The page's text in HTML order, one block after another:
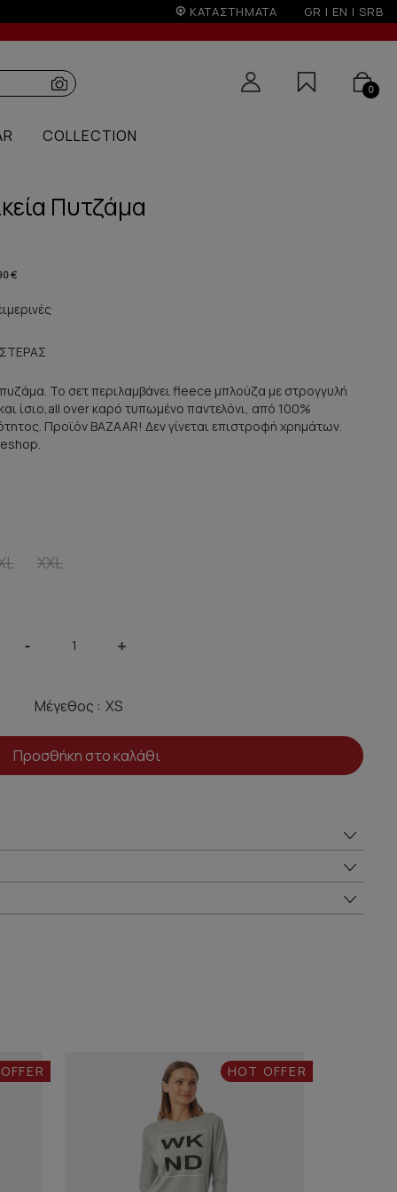
ΚΑΤΑΣΤΗΜΑΤΑ GR | EN | SRB
0
COLLECTION
Πυτζάμα
€
Το σετ περιλαμβάνει fleece μπλούζα με στρογγυλή
ίσιο,all over καρό τυπωμένο παντελόνι, από 100%
Προϊόν BAZAAR! Δεν γίνεται επιστροφή χρημάτων.
XXL
- +
Μέγεθος :
Προσθήκη στο καλάθι
HOT OFFER